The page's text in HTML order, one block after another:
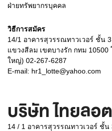
ฝ่ายทรัพยากรบุคคล
วิธีการสมัคร
14/1 อาคารสุวรรณทาวเวอร์ ชั้น
แขวงสีลม เขตบางรัก กทม
ใหญ่) 02-267-6287
E-mail: hr1_lotte@yahoo.com
บริษัท ไทยลอ
14 / 1 อาคารสุวรรณทาวเวอร์ ชั้